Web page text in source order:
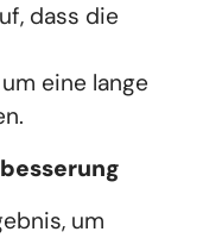
dass die
eine lange
um